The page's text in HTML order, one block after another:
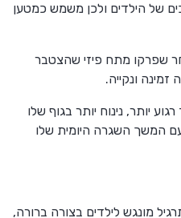
של הילדים ולכן משמש כמטען
שפרקו מתח פיזי שהצטבר
זמינה ונקייה.
יותר, נינוח יותר בגוף שלו
המשך השגרה היומית שלו
מונגש לילדים בצורה ברורה,